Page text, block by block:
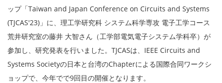
ップ「Taiwan and Japan Conference on Circuits and Systems
(TJCAS'23)」に、理工学研究科 システム科学専攻 電子工学コース
荒井研究室の藤井 大智さん（工学部電気電子システム学科卒）が
参加し、研究発表を行いました。TJCASは、IEEE Circuits and
Systems Societyの日本と台湾のChapterによる国際合同ワークシ
ョップで、今年でで9回目の開催となります。